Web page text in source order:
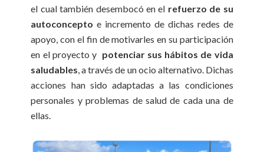
el cual también desembocó en el refuerzo de su
autoconcepto e incremento de dichas redes de
apoyo, con el fin de motivarles en su participación
en el proyecto y potenciar sus hábitos de vida
saludables, a través de un ocio alternativo. Dichas
acciones han sido adaptadas a las condiciones
personales y problemas de salud de cada una de
ellas.